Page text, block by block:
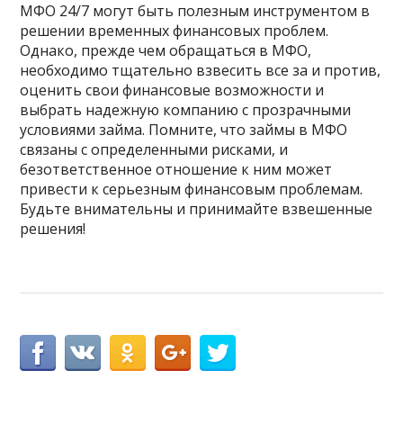
МФО 24/7 могут быть полезным инструментом в
решении временных финансовых проблем.
Однако, прежде чем обращаться в МФО,
необходимо тщательно взвесить все за и против,
оценить свои финансовые возможности и
выбрать надежную компанию с прозрачными
условиями займа. Помните, что займы в МФО
связаны с определенными рисками, и
безответственное отношение к ним может
привести к серьезным финансовым проблемам.
Будьте внимательны и принимайте взвешенные
решения!